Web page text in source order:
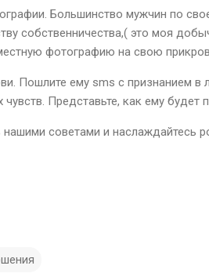
Большинство мужчин по
собственничества,( это моя
фотографию на свою
Пошлите ему sms с признанием в
Представьте, как ему будет
нашими советами и